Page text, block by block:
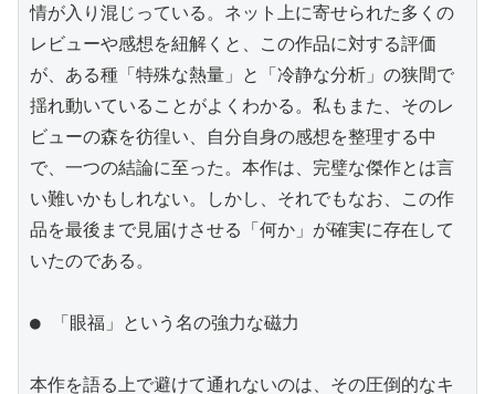
情が入り混じっている。ネット上に寄せられた多くの
レビューや感想を紐解くと、この作品に対する評価
が、ある種「特殊な熱量」と「冷静な分析」の狭間で
揺れ動いていることがよくわかる。私もまた、そのレ
ビューの森を彷徨い、自分自身の感想を整理する中
で、一つの結論に至った。本作は、完璧な傑作とは言
い難いかもしれない。しかし、それでもなお、この作
品を最後まで見届けさせる「何か」が確実に存在して
いたのである。
● 「眼福」という名の強力な磁力
本作を語る上で避けて通れないのは、その圧倒的なキ